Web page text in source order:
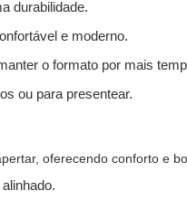
durabilidade.
e moderno.
o formato por mais
ou para presentear.
oferecendo conforto e